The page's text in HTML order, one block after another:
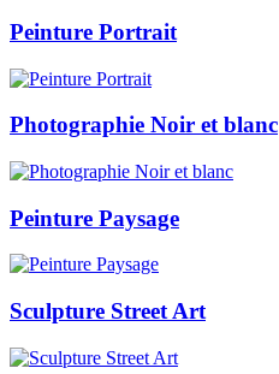
Peinture Portrait
Photographie Noir et blanc
Peinture Paysage
Sculpture Street Art